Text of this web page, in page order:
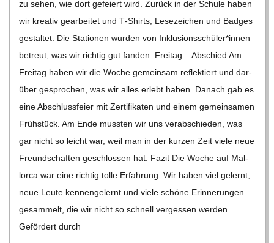
zu sehen, wie dort gefei­ert wird. Zurück in der Schule haben
wir krea­tiv gear­bei­tet und T‑Shirts, Lese­zei­chen und Bad­ges
gestal­tet. Die Sta­tio­nen wur­den von Inklusionsschüler*innen
betreut, was wir rich­tig gut fan­den. Frei­tag – Abschied Am
Frei­tag haben wir die Woche gemein­sam reflek­tiert und dar­
über gespro­chen, was wir alles erlebt haben. Danach gab es
eine Abschluss­feier mit Zer­ti­fi­ka­ten und einem gemein­sa­men
Früh­stück. Am Ende muss­ten wir uns ver­ab­schie­den, was
gar nicht so leicht war, weil man in der kur­zen Zeit viele neue
Freund­schaf­ten geschlos­sen hat. Fazit Die Woche auf Mal­
lorca war eine rich­tig tolle Erfah­rung. Wir haben viel gelernt,
neue Leute ken­nen­ge­lernt und viele schöne Erin­ne­run­gen
gesam­melt, die wir nicht so schnell ver­ges­sen wer­den.
Geför­dert durch